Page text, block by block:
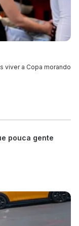
viver a Copa morando
pouca gente